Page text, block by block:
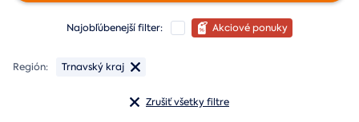
Najobľúbenejší filter: Akciové ponuky
Región: Trnavský kraj
Zrušiť všetky filtre